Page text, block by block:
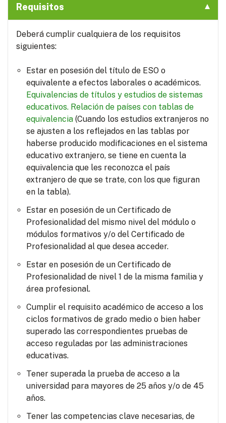
Requisitos
Deberá cumplir cualquiera de los requisitos
siguientes:
Estar en posesión del título de ESO o
equivalente a efectos laborales o académicos.
Equivalencias de títulos y estudios de sistemas
educativos. Relación de países con tablas de
equivalencia (Cuando los estudios extranjeros no
se ajusten a los reflejados en las tablas por
haberse producido modificaciones en el sistema
educativo extranjero, se tiene en cuenta la
equivalencia que les reconozca el país
extranjero de que se trate, con los que figuran
en la tabla).
Estar en posesión de un Certificado de
Profesionalidad del mismo nivel del módulo o
módulos formativos y/o del Certificado de
Profesionalidad al que desea acceder.
Estar en posesión de un Certificado de
Profesionalidad de nivel 1 de la misma familia y
área profesional.
Cumplir el requisito académico de acceso a los
ciclos formativos de grado medio o bien haber
superado las correspondientes pruebas de
acceso reguladas por las administraciones
educativas.
Tener superada la prueba de acceso a la
universidad para mayores de 25 años y/o de 45
años.
Tener las competencias clave necesarias, de